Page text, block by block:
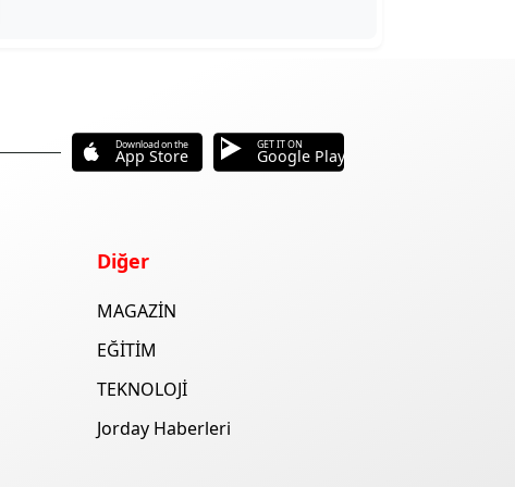
Download on the
App Store
GET IT ON
Google Play
Diğer
MAGAZİN
EĞİTİM
TEKNOLOJİ
Jorday Haberleri